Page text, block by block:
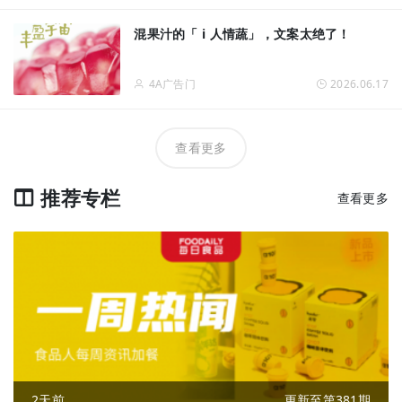
混果汁的「 i 人情蔬」，文案太绝了！
4A广告门 2026.06.17
查看更多
推荐专栏 查看更多